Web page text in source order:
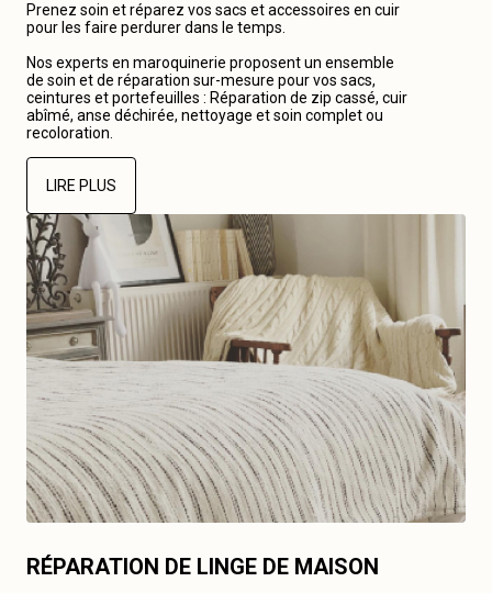
Prenez soin et réparez vos sacs et accessoires en cuir
pour les faire perdurer dans le temps.
Nos experts en maroquinerie proposent un ensemble
de soin et de réparation sur-mesure pour vos sacs,
ceintures et portefeuilles : Réparation de zip cassé, cuir
abîmé, anse déchirée, nettoyage et soin complet ou
recoloration.
LIRE PLUS
RÉPARATION DE LINGE DE MAISON